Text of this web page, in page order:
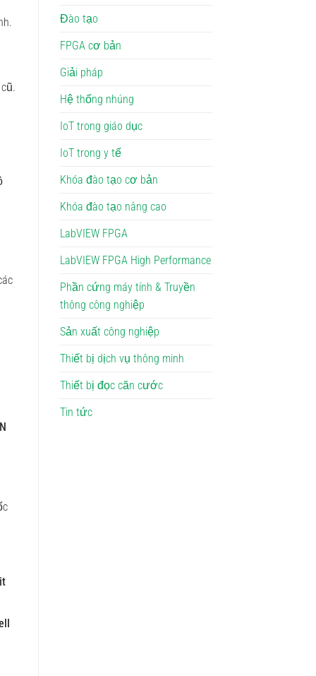
Đào tạo
FPGA cơ bản
Giải pháp
Hệ thống nhúng
IoT trong giáo dục
IoT trong y tế
Khóa đào tạo cơ bản
Khóa đào tạo nâng cao
LabVIEW FPGA
LabVIEW FPGA High Performance
Phần cứng máy tính & Truyền
thông công nghiệp
Sản xuất công nghiệp
Thiết bị dịch vụ thông minh
Thiết bị đọc căn cước
Tin tức